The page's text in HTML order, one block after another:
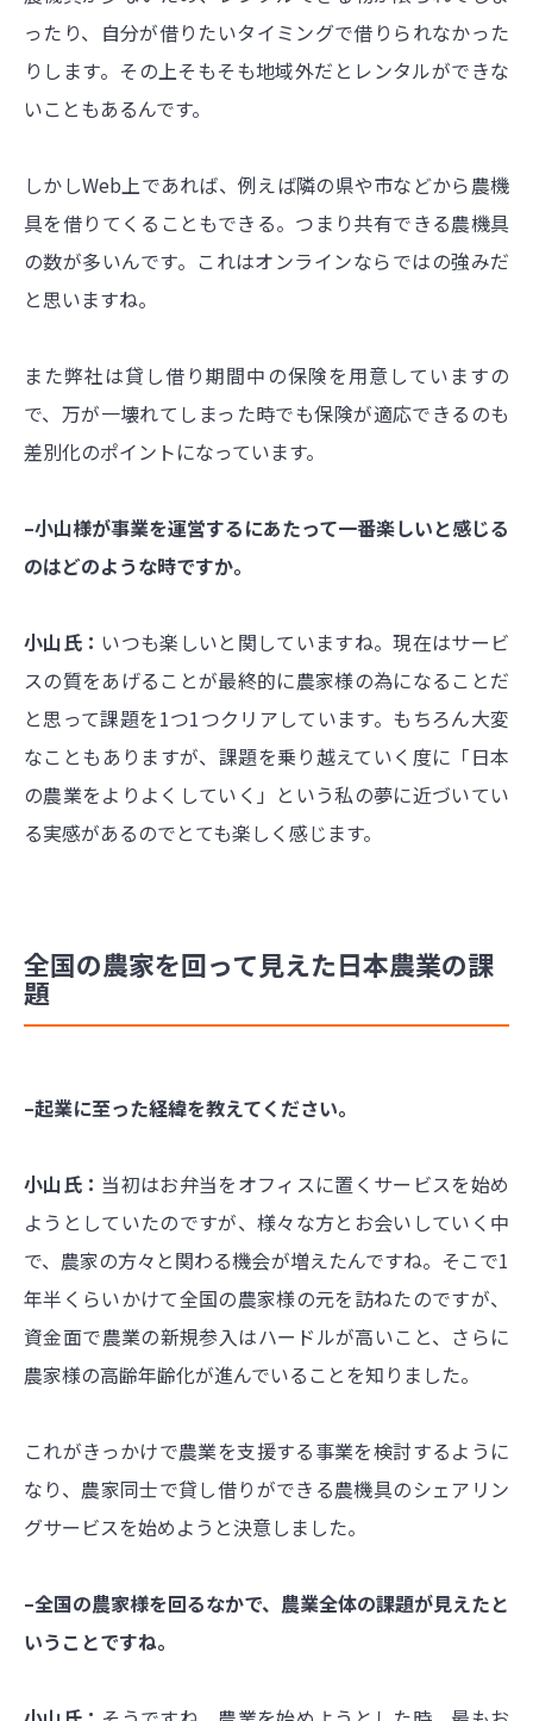
ったり、自分が借りたいタイミングで借りられなかった
りします。その上そもそも地域外だとレンタルができな
いこともあるんです。
しかしWeb上であれば、例えば隣の県や市などから農機
具を借りてくることもできる。つまり共有できる農機具
の数が多いんです。これはオンラインならではの強みだ
と思いますね。
また弊社は貸し借り期間中の保険を用意していますの
で、万が一壊れてしまった時でも保険が適応できるのも
差別化のポイントになっています。
–小山様が事業を運営するにあたって一番楽しいと感じる
のはどのような時ですか。
小山氏： いつも楽しいと関していますね。現在はサービ
スの質をあげることが最終的に農家様の為になることだ
と思って課題を1つ1つクリアしています。もちろん大変
なこともありますが、課題を乗り越えていく度に「日本
の農業をよりよくしていく」という私の夢に近づいてい
る実感があるのでとても楽しく感じます。
全国の農家を回って見えた日本農業の課
題
–起業に至った経緯を教えてください。
小山氏： 当初はお弁当をオフィスに置くサービスを始め
ようとしていたのですが、様々な方とお会いしていく中
で、農家の方々と関わる機会が増えたんですね。そこで1
年半くらいかけて全国の農家様の元を訪ねたのですが、
資金面で農業の新規参入はハードルが高いこと、さらに
農家様の高齢年齢化が進んでいることを知りました。
これがきっかけで農業を支援する事業を検討するように
なり、農家同士で貸し借りができる農機具のシェアリン
グサービスを始めようと決意しました。
–全国の農家様を回るなかで、農業全体の課題が見えたと
いうことですね。